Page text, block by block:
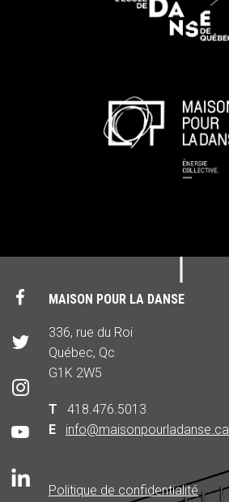
MAISON POUR LA DANSE
336, rue du Roi
Québec, Qc
G1K 2W5
T 418.476.5013
E
info@maisonpourladanse.ca
Politique de confidentialité